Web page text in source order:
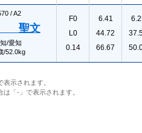
/A2
聖文
/愛知
/52.0kg
F0
L0
0.14
6.41
44.72
66.67
示されます。
「-」で表示されます。